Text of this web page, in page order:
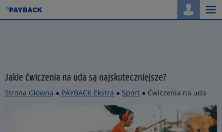
Jakie ćwiczenia na uda są najskuteczniejsze?
Strona Główna ● PAYBACK Ekstra ● Sport ● Ćwiczenia na uda